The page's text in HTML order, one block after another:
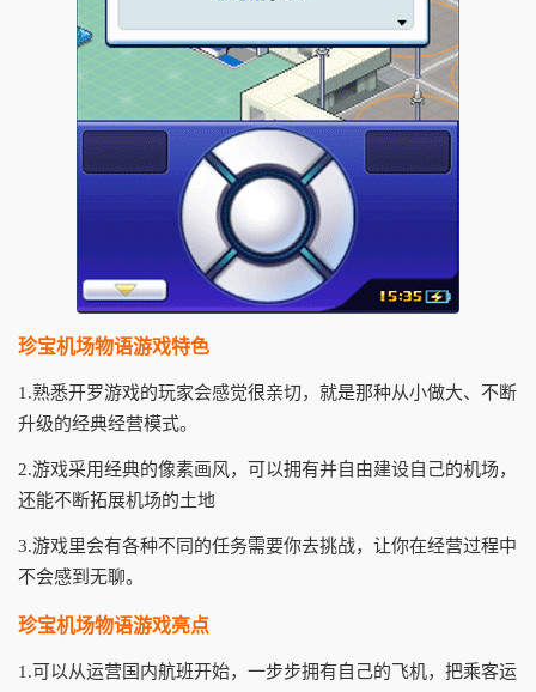
珍宝机场物语游戏特色
1.熟悉开罗游戏的玩家会感觉很亲切，就是那种从小做大、不断
升级的经典经营模式。
2.游戏采用经典的像素画风，可以拥有并自由建设自己的机场，
还能不断拓展机场的土地
3.游戏里会有各种不同的任务需要你去挑战，让你在经营过程中
不会感到无聊。
珍宝机场物语游戏亮点
1.可以从运营国内航班开始，一步步拥有自己的飞机，把乘客运